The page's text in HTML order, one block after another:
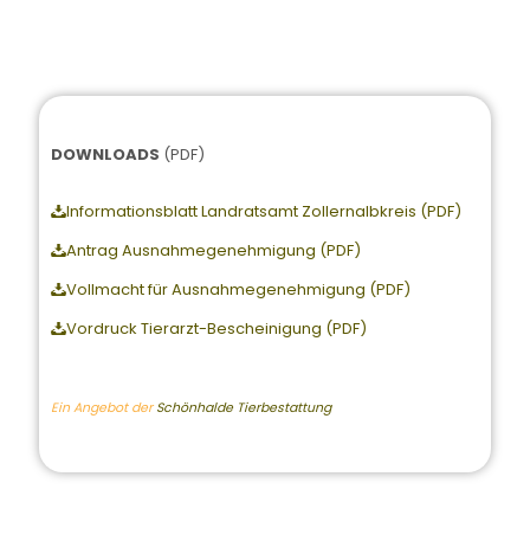
DOWNLOADS (PDF)
Informationsblatt Landratsamt Zollernalbkreis (PDF)
Antrag Ausnahmegenehmigung (PDF)
Vollmacht für Ausnahmegenehmigung (PDF)
Vordruck Tierarzt-Bescheinigung (PDF)
Ein Angebot der Schönhalde Tierbestattung